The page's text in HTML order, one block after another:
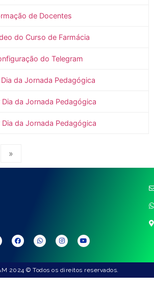
de Docentes
do Curso de Farmácia
do Telegram
Dia da Jornada Pedagógica
Dia da Jornada Pedagógica
Dia da Jornada Pedagógica
»
2024 © Todos os direitos reservados.